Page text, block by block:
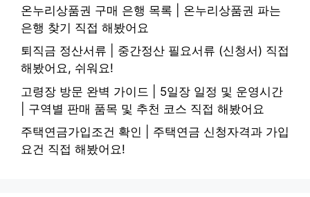
온누리상품권 구매 은행 목록 | 온누리상품권 파는
은행 찾기 직접 해봤어요
퇴직금 정산서류 | 중간정산 필요서류 (신청서) 직접
해봤어요, 쉬워요!
고령장 방문 완벽 가이드 | 5일장 일정 및 운영시간
| 구역별 판매 품목 및 추천 코스 직접 해봤어요
주택연금가입조건 확인 | 주택연금 신청자격과 가입
요건 직접 해봤어요!